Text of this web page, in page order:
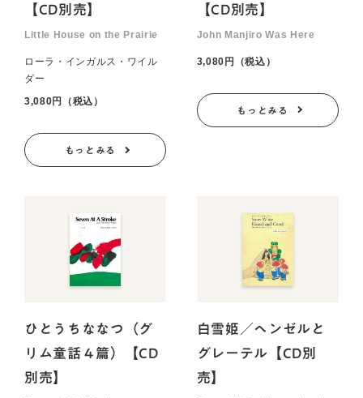
【CD別売】
Little House on the Prairie
ローラ・インガルス・ワイル
ダー
3,080円（税込）
もっとみる
【CD別売】
John Manjiro Was Here
3,080円（税込）
もっとみる
ひとうちななつ（グ
リム童話４篇）【CD
別売】
白雪姫／ヘンゼルと
グレーテル【CD別
売】